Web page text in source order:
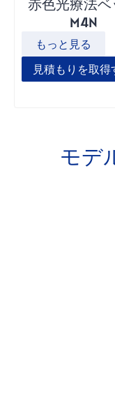
赤色光療法ベ
M4N
もっと見る
見積もりを取得
モデ